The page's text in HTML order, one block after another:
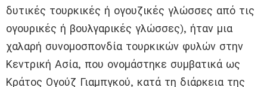
δυτικές τουρκικές ή ογουζικές γλώσσες από τις
ογουρικές ή βουλγαρικές γλώσσες), ήταν μια
χαλαρή συνομοσπονδία τουρκικών φυλών στην
Κεντρική Ασία, που ονομάστηκε συμβατικά ως
Κράτος Ογούζ Γιαμπγκού, κατά τη διάρκεια της